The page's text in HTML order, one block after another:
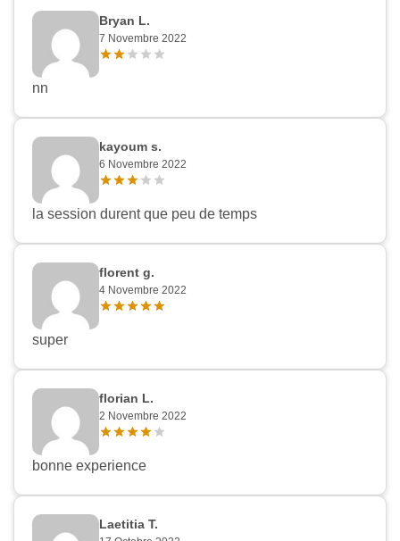
Bryan L.
7 Novembre 2022
nn
kayoum s.
6 Novembre 2022
la session durent que peu de temps
florent g.
4 Novembre 2022
super
florian L.
2 Novembre 2022
bonne experience
Laetitia T.